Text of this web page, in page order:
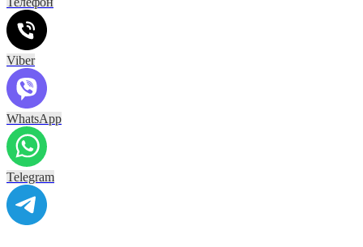
Viber
WhatsApp
Telegram